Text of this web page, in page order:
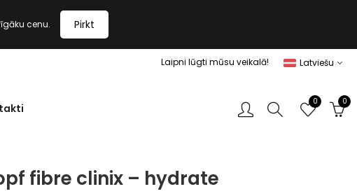
cenu. Pirkt
Laipni lūgti mūsu veikalā! Latviešu
0 0
fibre clinix – hydrate